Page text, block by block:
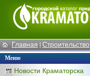
Главная | Строительство
Меню
Новости Краматорска